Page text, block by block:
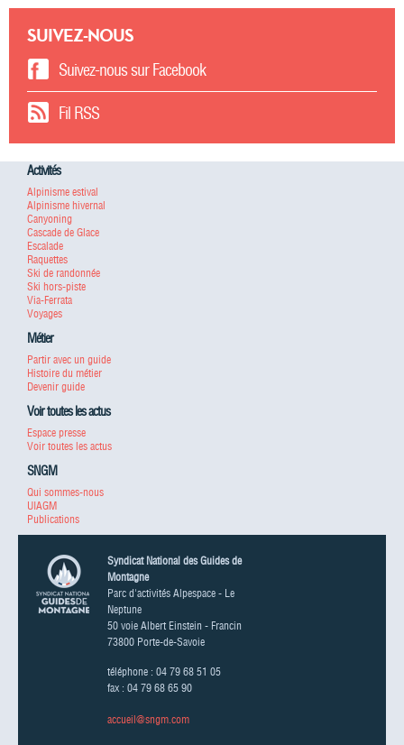
SUIVEZ-NOUS
Suivez-nous sur Facebook
Fil RSS
Activités
Alpinisme estival
Alpinisme hivernal
Canyoning
Cascade de Glace
Escalade
Raquettes
Ski de randonnée
Ski hors-piste
Via-Ferrata
Voyages
Métier
Partir avec un guide
Histoire du métier
Devenir guide
Voir toutes les actus
Espace presse
Voir toutes les actus
SNGM
Qui sommes-nous
UIAGM
Publications
Syndicat National des Guides de
Montagne
Parc d'activités Alpespace - Le
Neptune
50 voie Albert Einstein - Francin
73800 Porte-de-Savoie
téléphone : 04 79 68 51 05
fax : 04 79 68 65 90
accueil@sngm.com